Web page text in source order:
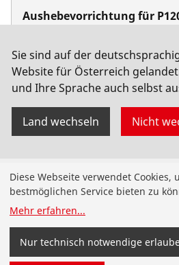
Aushebevorrichtung für
Sie sind auf der
Website für Österreich
und Ihre Sprache auch selbst
Land wechseln Nicht
Produkte
Installation
Wartung
Diese Webseite verwendet Cookies,
bestmöglichen Service bieten zu
Mehr erfahren...
Nur technisch notwendige